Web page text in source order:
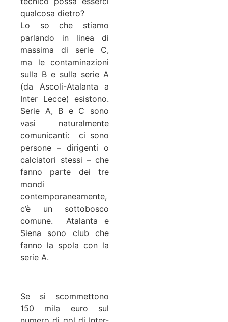
qualcosa dietro?
Lo so che stiamo
parlando in linea di
massima di serie C,
ma le contaminazioni
sulla B e sulla serie A
(da Ascoli-Atalanta a
Inter Lecce) esistono.
Serie A, B e C sono
vasi naturalmente
comunicanti: ci sono
persone – dirigenti o
calciatori stessi – che
fanno parte dei tre
mondi
contemporaneamente,
c’è un sottobosco
comune. Atalanta e
Siena sono club che
fanno la spola con la
serie A.
Se si scommettono
150 mila euro sul